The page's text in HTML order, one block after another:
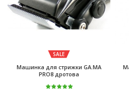
SALE
Машинка для стрижки GA.MA
PRO8 дротова